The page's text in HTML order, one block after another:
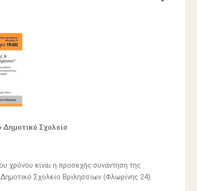
Σχολείο
χρόνου είναι η προσεχής συνάντηση της
Σχολείο Βριλησσίων (Φλωρίνης 24).